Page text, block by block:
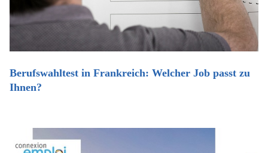
Berufswahltest in Frankreich: Welcher Job passt zu
Ihnen?